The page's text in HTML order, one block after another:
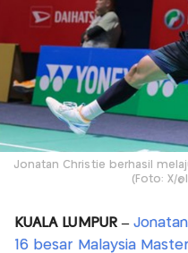
Jonatan Christie berhasil
(Foto: X/
KUALA LUMPUR –
16 besar Malaysia